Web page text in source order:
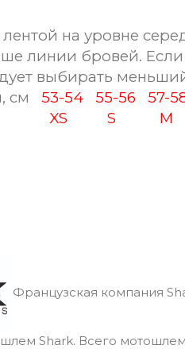
на уровне
линии бровей.
выбирать
см 53-54 55-56 57-
XS S M
Французская компания
Shark. Всего